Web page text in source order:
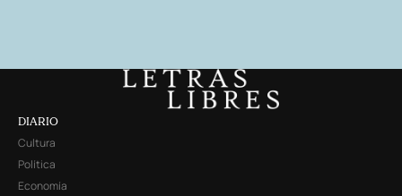
DIARIO
Cultura
Política
Economía